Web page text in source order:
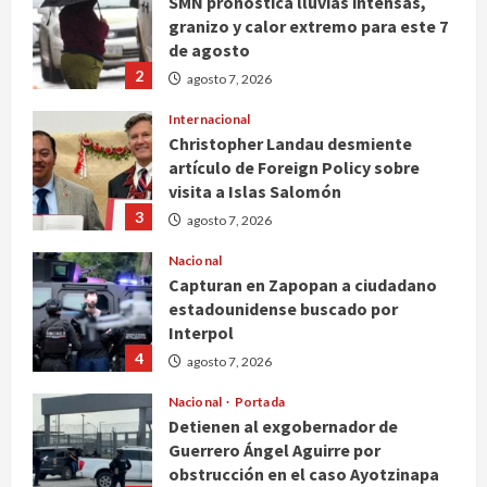
2
granizo y calor extremo para este 7
de agosto
agosto 7, 2026
3
Internacional
Christopher Landau desmiente
artículo de Foreign Policy sobre
visita a Islas Salomón
agosto 7, 2026
4
Nacional
Capturan en Zapopan a ciudadano
estadounidense buscado por
Interpol
agosto 7, 2026
Nacional Portada
Detienen al exgobernador de
Guerrero Ángel Aguirre por
obstrucción en el caso Ayotzinapa